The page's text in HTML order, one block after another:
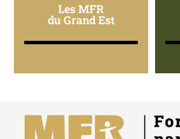
Les MFR
du Grand Est